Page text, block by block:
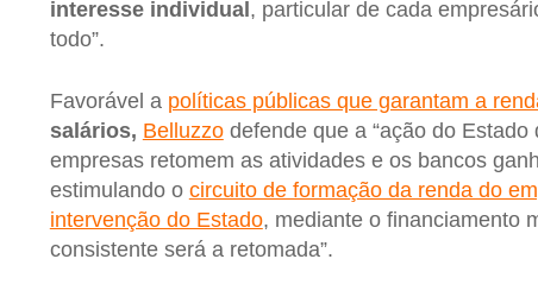
interesse individual , particular de cada
todo”.
Favorável a políticas públicas que garantam a
salários, Belluzzodefende que a “ação do
empresas retomem as atividades e os bancos
estimulando o circuito de formação da renda do
intervenção do Estado, mediante o financiamento
consistente será a retomada”.